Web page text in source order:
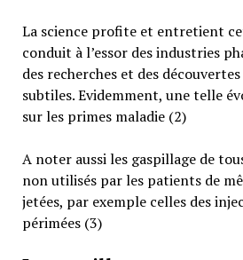
La science profite et entretient
conduit à l’essor des industries
des recherches et des
subtiles. Evidemment, une telle
sur les primes maladie (2)
A noter aussi les gaspillage de
non utilisés par les patients de
jetées, par exemple celles des
périmées (3)